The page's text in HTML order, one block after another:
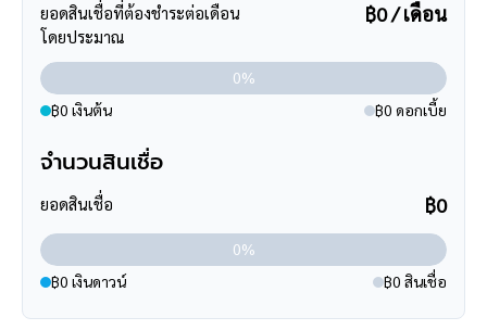
ศึกษา, มหาวิทยาลัยราชพฤกษ์
- ใกล้ทุกธนาคาร
**การเดินทาง**
- ตัวบ้านห่างจากหน้าโครงการ 350 เมตร
- ใกล้จุดขึ้นทางด่วน "ศรีรัช"
**สอบถามข้อมูลบ้านมือสอง**
เรามีบริการด้านสินเชื่อ ติดต่อได้กับทุกธนาคาร สามารถกู้ได้วงเงิน
สูงสุดถึง 90-110 % ที่สำคัญคือ ฟรีค่ะ
สามารถนัดชมบ้าน หรือสอบถามข้อมูลเบื้องต้น ทุกวัน ได้ที่เบอร์095
-264-4465,02-494-9187
ยอดสินเชื่อที่ต้องชำระต่อเดือน
โดยประมาณ
฿0 / เดือน
0%
฿0 เงินต้น
฿0 ดอกเบี้ย
จำนวนสินเชื่อ
ยอดสินเชื่อ ฿0
0%
฿0 เงินดาวน์
฿0 สินเชื่อ